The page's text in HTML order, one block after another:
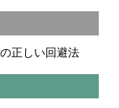
正しい回避法